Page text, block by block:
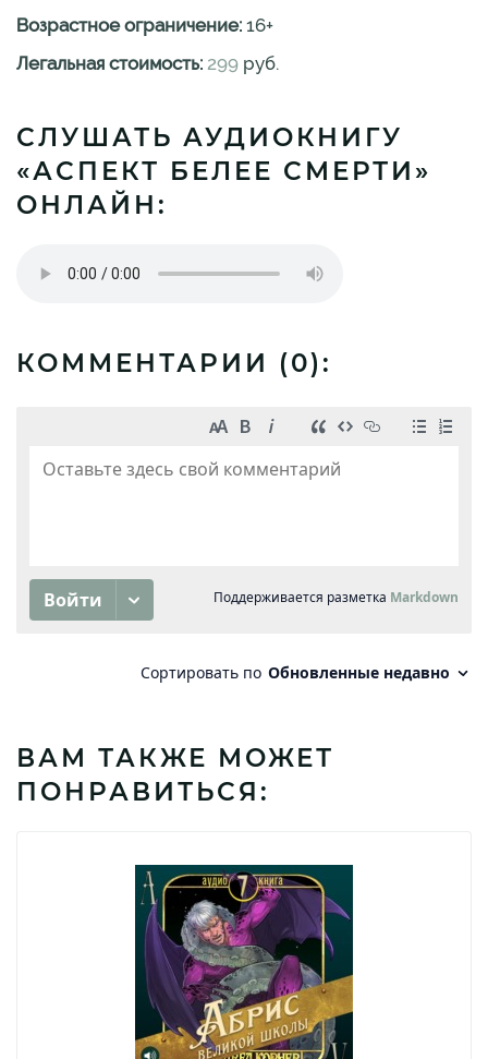
Возрастное ограничение: 16+
Легальная стоимость: 299 руб.
СЛУШАТЬ АУДИОКНИГУ
«АСПЕКТ БЕЛЕЕ СМЕРТИ»
ОНЛАЙН:
КОММЕНТАРИИ (0):
ВАМ ТАКЖЕ МОЖЕТ
ПОНРАВИТЬСЯ: